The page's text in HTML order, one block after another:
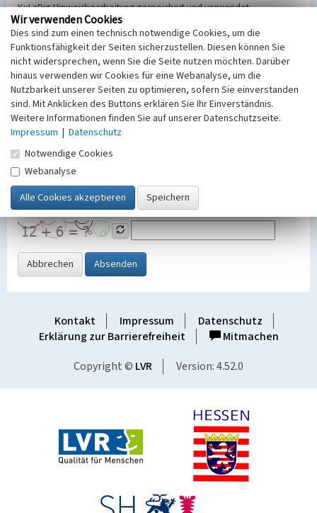
KuLaDig-Hinweisbearbeitung gespeichert und verwendet.
Selbstverständlich werden diese entsprechend der Vorschriften des
Telemediengesetzes, des Datenschutzgesetzes NRW und der seit
dem 25.05.2018 gültigen Europäischen Datenschutzgrundverordnung
(EU-DSGVO) vertraulich behandelt, beachten Sie bitte unsere
Hinweise zumDatenschutz
Nachricht
SicherheitsabfrageTragen Sie unten das Rechenergebnis aus der
Grafik ein
Abbrechen Absenden
Kontakt Impressum
Datenschutz
Erklärung zur Barrierefreiheit
Mitmachen
Copyright © LVR Version: 4.52.0
Wir verwenden Cookies
Dies sind zum einen technisch notwendige Cookies, um die
Funktionsfähigkeit der Seiten sicherzustellen. Diesen können Sie
nicht widersprechen, wenn Sie die Seite nutzen möchten. Darüber
hinaus verwenden wir Cookies für eine Webanalyse, um die
Nutzbarkeit unserer Seiten zu optimieren, sofern Sie einverstanden
sind. Mit Anklicken des Buttons erklären Sie Ihr Einverständnis.
Weitere Informationen finden Sie auf unserer Datenschutzseite.
Impressum | Datenschutz
Notwendige Cookies
Webanalyse